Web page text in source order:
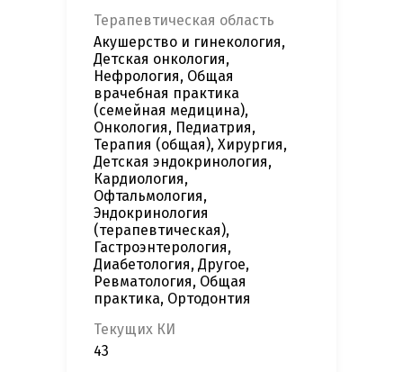
Терапевтическая область
Акушерство и гинекология,
Детская онкология,
Нефрология, Общая
врачебная практика
(семейная медицина),
Онкология, Педиатрия,
Терапия (общая), Хирургия,
Детская эндокринология,
Кардиология,
Офтальмология,
Эндокринология
(терапевтическая),
Гастроэнтерология,
Диабетология, Другое,
Ревматология, Общая
практика, Ортодонтия
Текущих КИ
43